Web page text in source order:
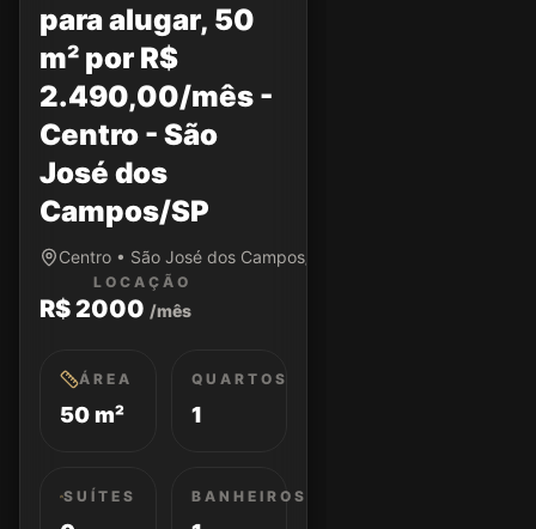
para alugar, 50
m² por R$
2.490,00/mês -
Centro - São
José dos
Campos/SP
Centro • São José dos Campos/SP
LOCAÇÃO
R$ 2000 /mês
ÁREA
50 m²
QUARTOS
1
SUÍTES BANHEIROS